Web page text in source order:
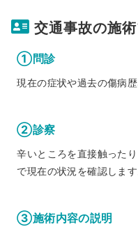
交通事故の施
①問診
現在の症状や過去の傷病
②診察
辛いところを直接触った
で現在の状況を確認しま
③施術内容の説明